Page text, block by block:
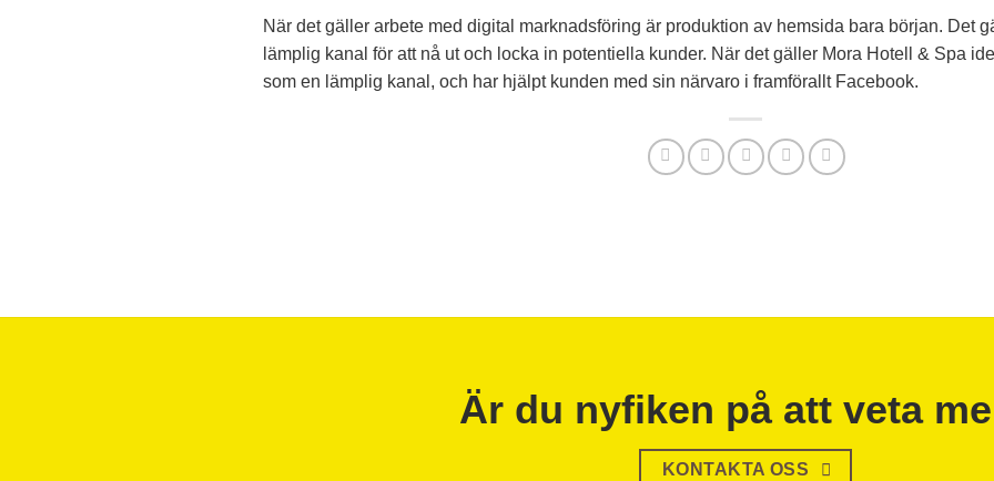
När det gäller arbete med digital marknadsföring är produktion av hemsida bara början. Det
lämplig kanal för att nå ut och locka in potentiella kunder. När det gäller Mora Hotell & Spa
som en lämplig kanal, och har hjälpt kunden med sin närvaro i framförallt Facebook.
Är du nyfiken på att veta
KONTAKTA OSS